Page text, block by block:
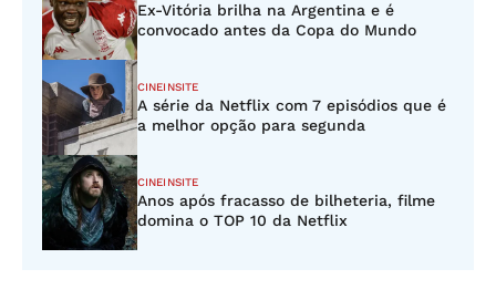
Ex-Vitória brilha na Argentina e é
convocado antes da Copa do Mundo
CINEINSITE
A série da Netflix com 7 episódios que é
a melhor opção para segunda
CINEINSITE
Anos após fracasso de bilheteria, filme
domina o TOP 10 da Netflix